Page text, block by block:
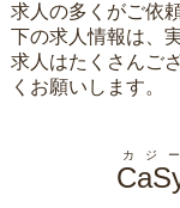
求人の多くがご依
下の求人情報は、
求人はたくさんご
くお願いします。
カジー